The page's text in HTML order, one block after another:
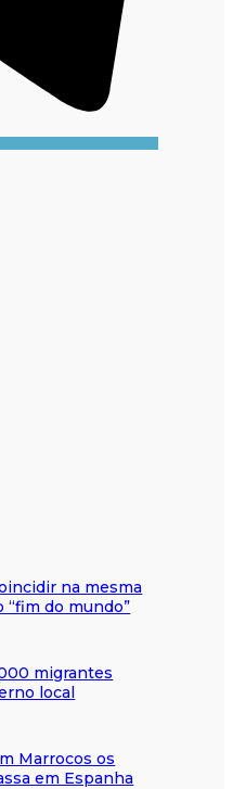
na mesma
do mundo”
migrantes
local
Marrocos os
em Espanha